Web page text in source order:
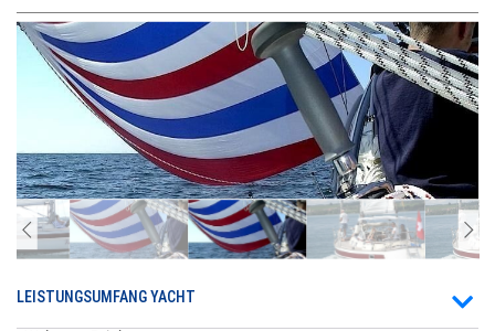
LEISTUNGSUMFANG YACHT